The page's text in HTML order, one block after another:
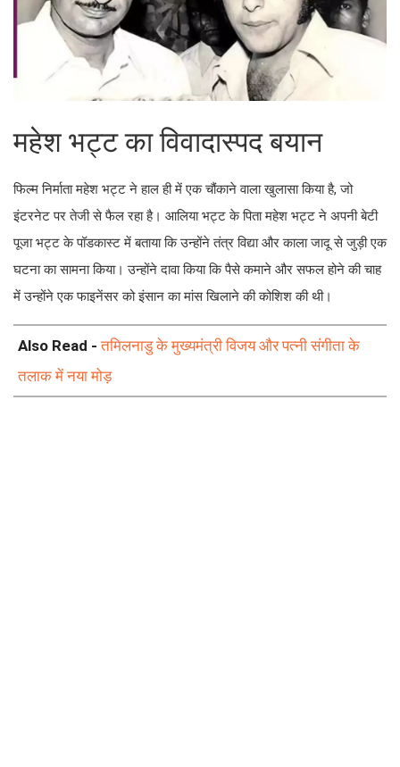
महेश भट्ट का विवादास्पद बयान
फिल्म निर्माता महेश भट्ट ने हाल ही में एक चौंकाने वाला खुलासा किया है, जो
इंटरनेट पर तेजी से फैल रहा है। आलिया भट्ट के पिता महेश भट्ट ने अपनी बेटी
पूजा भट्ट के पॉडकास्ट में बताया कि उन्होंने तंत्र विद्या और काला जादू से जुड़ी एक
घटना का सामना किया। उन्होंने दावा किया कि पैसे कमाने और सफल होने की चाह
में उन्होंने एक फाइनेंसर को इंसान का मांस खिलाने की कोशिश की थी।
Also Read -तमिलनाडु के मुख्यमंत्री विजय और पत्नी संगीता के
तलाक में नया मोड़